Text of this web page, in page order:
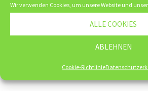
Wir verwenden Cookies, um unsere Website und
ALLE COOKIES
ABLEHNEN
Cookie-Richtlinie
Hunderally am 2.1.2015